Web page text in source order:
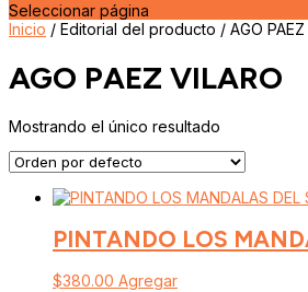
Seleccionar página
Inicio / Editorial del producto / AGO PAEZ
AGO PAEZ VILARO
Mostrando el único resultado
PINTANDO LOS
$380.00 Agregar